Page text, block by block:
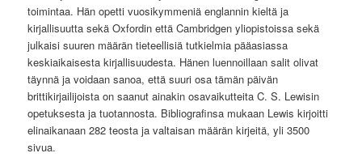
toimintaa. Hän opetti vuosikymmeniä englannin kieltä ja
kirjallisuutta sekä Oxfordin että Cambridgen yliopistoissa sekä
julkaisi suuren määrän tieteellisiä tutkielmia pääasiassa
keskiaikaisesta kirjallisuudesta. Hänen luennoillaan salit olivat
täynnä ja voidaan sanoa, että suuri osa tämän päivän
brittikirjailijoista on saanut ainakin osavaikutteita C. S. Lewisin
opetuksesta ja tuotannosta. Bibliografinsa mukaan Lewis kirjoitti
elinaikanaan 282 teosta ja valtaisan määrän kirjeitä, yli 3500
sivua.